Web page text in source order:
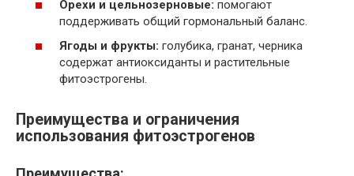
Орехи и цельнозерновые: помогают
поддерживать общий гормональный баланс.
Ягоды и фрукты: голубика, гранат, черника
содержат антиоксиданты и растительные
фитоэстрогены.
Преимущества и ограничения
использования фитоэстрогенов